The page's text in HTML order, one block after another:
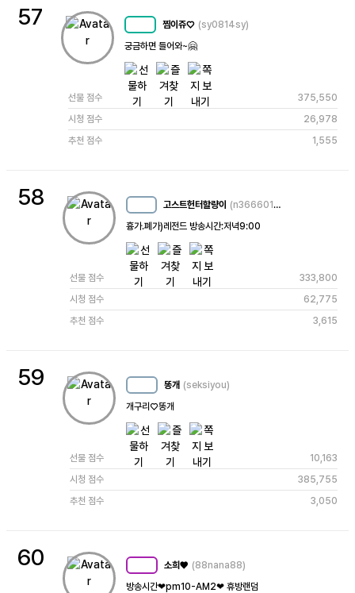
57 찜이쥬♡ (sy0814sy)
궁금하면 들어와~🤗
선물 점수
375,550
시청 점수
26,978
추천 점수
1,555
58 고스트헌터할량이 (n3666015109357240420)
선물 점수
333,800
시청 점수
62,775
추천 점수
3,615
59 똥개 (seksiyou)
개구리♡똥개
선물 점수
10,163
시청 점수
385,755
추천 점수
3,050
60 소희♥ (88nana88)
방송시간❤pm10-AM2❤ 휴방랜덤